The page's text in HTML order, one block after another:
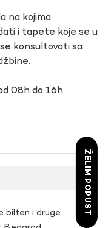
na kojima
i tapete koje se u
konsultovati sa
08h do 16h.
bilten i druge
ŽELIM POPUST